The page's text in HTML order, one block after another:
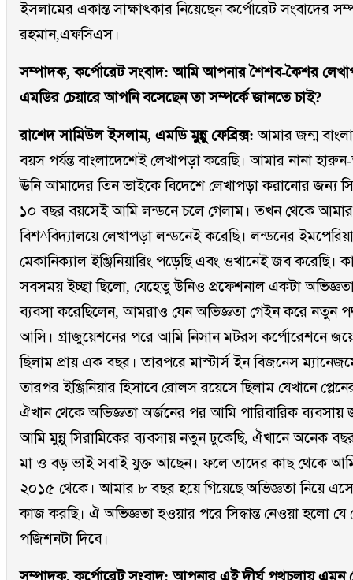
ইসলামের একান্ত সাক্ষাৎকার নিয়েছেন কর্পোরেট সংবাদের
রহমান,এফসিএস।
সম্পাদক, কর্পোরেট সংবাদ: আমি আপনার শৈশব-কৈশর
এমডির চেয়ারে আপনি বসেছেন তা সম্পর্কে জানতে চাই?
রাশেদ সামিউল ইসলাম, এমডি মুন্নু ফেব্রিক্স: আমার জন্ম
বয়স পর্যন্ত বাংলাদেশেই লেখাপড়া করেছি। আমার নানা
ঊনি আমাদের তিন ভাইকে বিদেশে লেখাপড়া করানোর জন্য
১০ বছর বয়সেই আমি লন্ডনে চলে গেলাম। তখন থেকে
বিশ^বিদ্যালয়ে লেখাপড়া লন্ডনেই করেছি। লন্ডনের
মেকানিক্যাল ইঞ্জিনিয়ারিং পড়েছি এবং ওখানেই জব করেছি।
সবসময় ইচ্ছা ছিলো, যেহেতু উনিও প্রফেশনাল একটা
ব্যবসা করেছিলেন, আমরাও যেন অভিজ্ঞতা গেইন করে নতুন
আসি। গ্রাজুয়েশনের পরে আমি নিসান মটরস কর্পোরেশনে
ছিলাম প্রায় এক বছর। তারপরে মাস্টার্স ইন বিজনেস
তারপর ইঞ্জিনিয়ার হিসাবে রোলস রয়েসে ছিলাম যেখানে
ঐখান থেকে অভিজ্ঞতা অর্জনের পর আমি পারিবারিক
আমি মুন্নু সিরামিকের ব্যবসায় নতুন ঢুকেছি, ঐখানে অনেক
মা ও বড় ভাই সবাই যুক্ত আছেন। ফলে তাদের কাছ থেকে
২০১৫ থেকে। আমার ৮ বছর হয়ে গিয়েছে অভিজ্ঞতা নিয়ে এসে
কাজ করছি। ঐ অভিজ্ঞতা হওয়ার পরে সিদ্ধান্ত নেওয়া হলো
পজিশনটা দিবে।